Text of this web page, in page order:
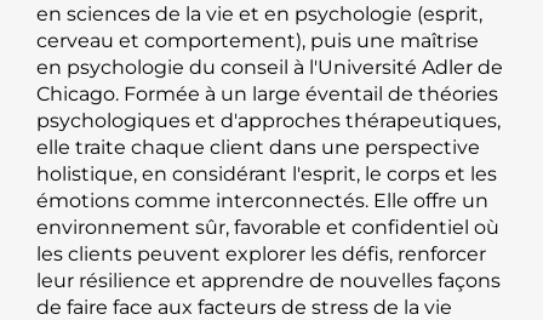
en sciences de la vie et en psychologie (esprit,
cerveau et comportement), puis une maîtrise
en psychologie du conseil à l'Université Adler de
Chicago. Formée à un large éventail de théories
psychologiques et d'approches thérapeutiques,
elle traite chaque client dans une perspective
holistique, en considérant l'esprit, le corps et les
émotions comme interconnectés. Elle offre un
environnement sûr, favorable et confidentiel où
les clients peuvent explorer les défis, renforcer
leur résilience et apprendre de nouvelles façons
de faire face aux facteurs de stress de la vie